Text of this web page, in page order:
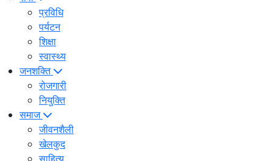
प्रविधि
पर्यटन
शिक्षा
स्वास्थ्य
जनशक्ति
रोजगारी
नियुक्ति
समाज
जीवनशैली
खेलकुद